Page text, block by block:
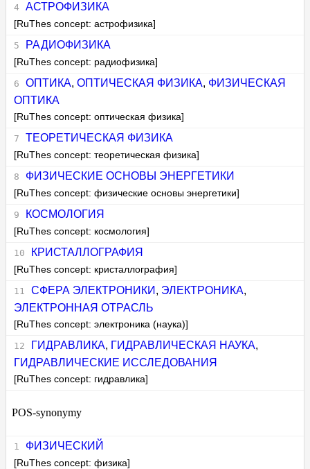
АСТРОФИЗИКА
[RuThes concept: астрофизика]
РАДИОФИЗИКА
[RuThes concept: радиофизика]
ОПТИКА, ОПТИЧЕСКАЯ ФИЗИКА, ФИЗИЧЕСКАЯ
ОПТИКА
[RuThes concept: оптическая физика]
ТЕОРЕТИЧЕСКАЯ ФИЗИКА
[RuThes concept: теоретическая физика]
ФИЗИЧЕСКИЕ ОСНОВЫ ЭНЕРГЕТИКИ
[RuThes concept: физические основы энергетики]
КОСМОЛОГИЯ
[RuThes concept: космология]
КРИСТАЛЛОГРАФИЯ
[RuThes concept: кристаллография]
СФЕРА ЭЛЕКТРОНИКИ , ЭЛЕКТРОНИКА,
ЭЛЕКТРОННАЯ ОТРАСЛЬ
[RuThes concept: электроника (наука)]
ГИДРАВЛИКА, ГИДРАВЛИЧЕСКАЯ НАУКА,
ГИДРАВЛИЧЕСКИЕ ИССЛЕДОВАНИЯ
[RuThes concept: гидравлика]
POS-synonymy
ФИЗИЧЕСКИЙ
[RuThes concept: физика]